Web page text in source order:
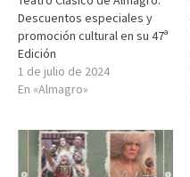
Descuentos especiales y
promoción cultural en su 47ª
Edición
1 de julio de 2024
En «Almagro»